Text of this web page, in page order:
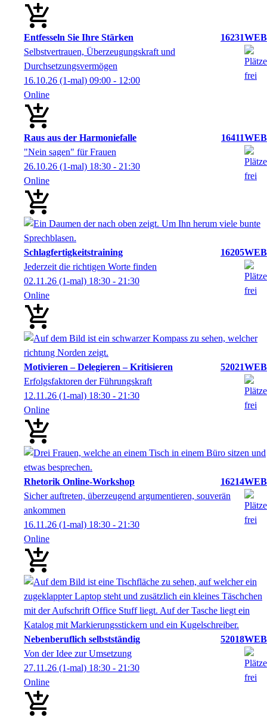
Entfesseln Sie Ihre Stärken
16231WEB
Selbstvertrauen, Überzeugungskraft und
Durchsetzungsvermögen
16.10.26 (1-mal) 09:00 - 12:00
Online
Raus aus der Harmoniefalle
16411WEB
"Nein sagen" für Frauen
26.10.26 (1-mal) 18:30 - 21:30
Online
Schlagfertigkeitstraining
16205WEB
Jederzeit die richtigen Worte finden
02.11.26 (1-mal) 18:30 - 21:30
Online
Motivieren – Delegieren – Kritisieren
52021WEB
Erfolgsfaktoren der Führungskraft
12.11.26 (1-mal) 18:30 - 21:30
Online
Rhetorik Online-Workshop
16214WEB
Sicher auftreten, überzeugend argumentieren, souverän
ankommen
16.11.26 (1-mal) 18:30 - 21:30
Online
Nebenberuflich selbstständig
52018WEB
Von der Idee zur Umsetzung
27.11.26 (1-mal) 18:30 - 21:30
Online